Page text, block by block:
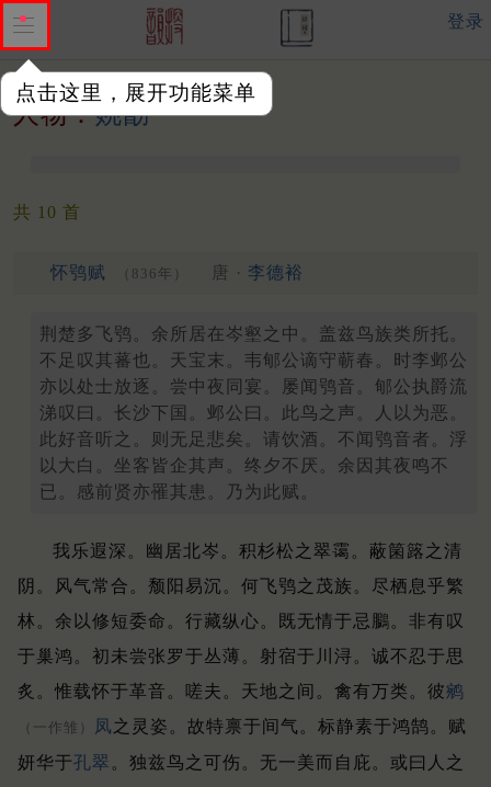
点击这里，展开功能菜单
登录
人物：姚勖
共 10 首
怀鸮赋 （836年） 唐 · 李德裕
荆楚多飞鸮。余所居在岑壑之中。盖兹鸟族类所托。
不足叹其蕃也。天宝末。韦郇公谪守蕲春。时李邺公
亦以处士放逐。尝中夜同宴。屡闻鸮音。郇公执爵流
涕叹曰。长沙下国。邺公曰。此鸟之声。人以为恶。
此好音听之。则无足悲矣。请饮酒。不闻鸮音者。浮
以大白。坐客皆企其声。终夕不厌。余因其夜鸣不
已。感前贤亦罹其患。乃为此赋。
我乐遐深。幽居北岑。 积杉松之翠霭。蔽箘簬之清
阴。
风气常合。颓阳易沉。 何飞鸮之茂族。尽栖息乎繁
林。 余以修短委命。行藏纵心。
既无情于忌鵩。非有叹
于巢鸿。 初未尝张罗于丛薄。射宿于川浔。 诚不忍于思
炙。惟载怀于革音。
嗟夫。天地之间。 禽有万类。彼鹓
（一作雏） 凤 之灵姿。 故特禀于间气。标静素于鸿鹄。 赋
妍华于孔翠 。独兹鸟之可伤。 无一美而自庇。或曰人之